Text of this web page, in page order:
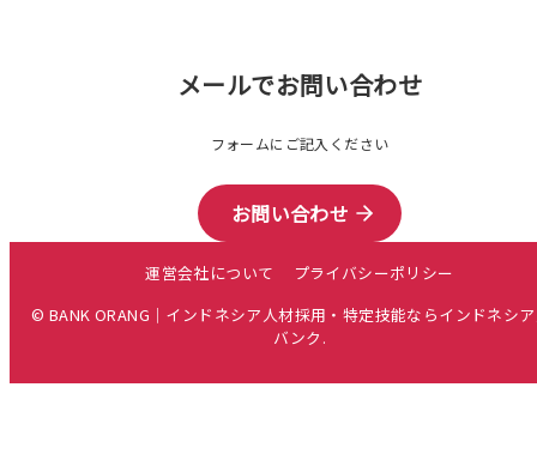
メールでお問い合わせ
フォームにご記入ください
お問い合わせ
運営会社について
プライバシーポリシー
© BANK ORANG｜インドネシア人材採用・特定技能ならインドネシ
バンク.